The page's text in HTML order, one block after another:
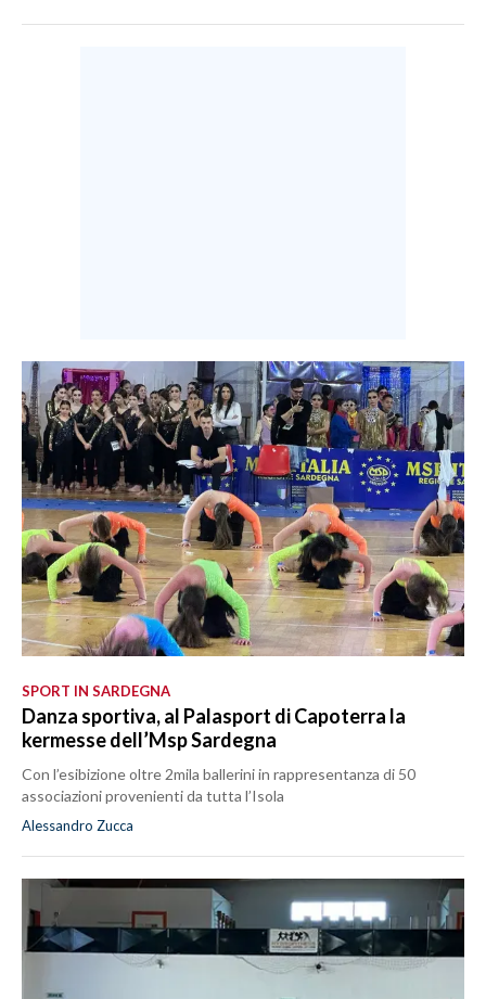
INSULARITÀ
SPORT IN SARDEGNA
Danza sportiva, al Palasport di Capoterra la
kermesse dell’Msp Sardegna
Con l’esibizione oltre 2mila ballerini in rappresentanza di 50
associazioni provenienti da tutta l’Isola
Alessandro Zucca